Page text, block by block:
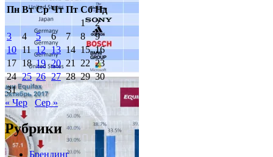
Пн Вт Ср Чт Пт Сб Нд
1
2
3
4 5 6 7 8
9
10 11 12 13 14 15 16
17 18 19 20 21 22 23
24 25 26 27 28 29 30
31
« Чер
Сер »
Рубрики
Брендинг